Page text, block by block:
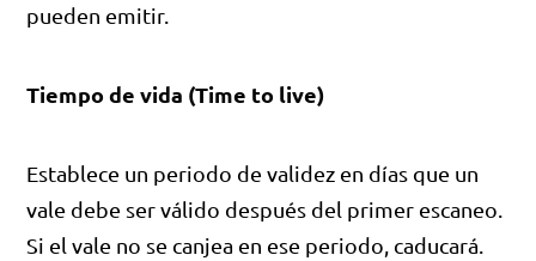
pueden emitir.
Tiempo de vida (Time to live)
Establece un periodo de validez en días que un
vale debe ser válido después del primer escaneo.
Si el vale no se canjea en ese periodo, caducará.